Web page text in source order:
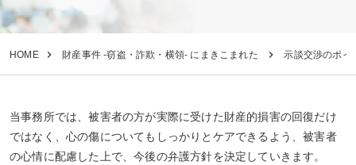
HOME 財産事件 -窃盗・詐欺・横領- にまきこまれた 示談交渉のポイ
当事務所では、被害者の方が実際に受けた財産的損害の回復だけ
ではなく、心の傷についてもしっかりとケアできるよう、被害者
の心情に配慮した上で、今後の弁護方針を決定していきます。